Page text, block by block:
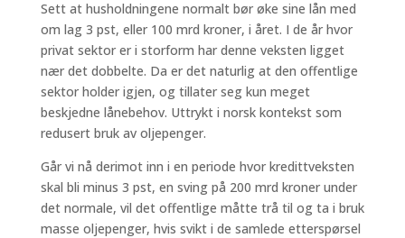
Sett at husholdningene normalt bør øke sine lån med
om lag 3 pst, eller 100 mrd kroner, i året. I de år hvor
privat sektor er i storform har denne veksten ligget
nær det dobbelte. Da er det naturlig at den offentlige
sektor holder igjen, og tillater seg kun meget
beskjedne lånebehov. Uttrykt i norsk kontekst som
redusert bruk av oljepenger.
Går vi nå derimot inn i en periode hvor kredittveksten
skal bli minus 3 pst, en sving på 200 mrd kroner under
det normale, vil det offentlige måtte trå til og ta i bruk
masse oljepenger, hvis svikt i de samlede etterspørsel